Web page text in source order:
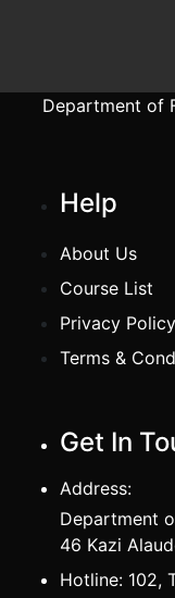
Department of
Help
About Us
Course List
Privacy Policy
Terms &
Get In
Address:
Department
46 Kazi
Hotline: 102,